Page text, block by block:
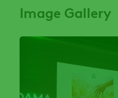
Image Gallery